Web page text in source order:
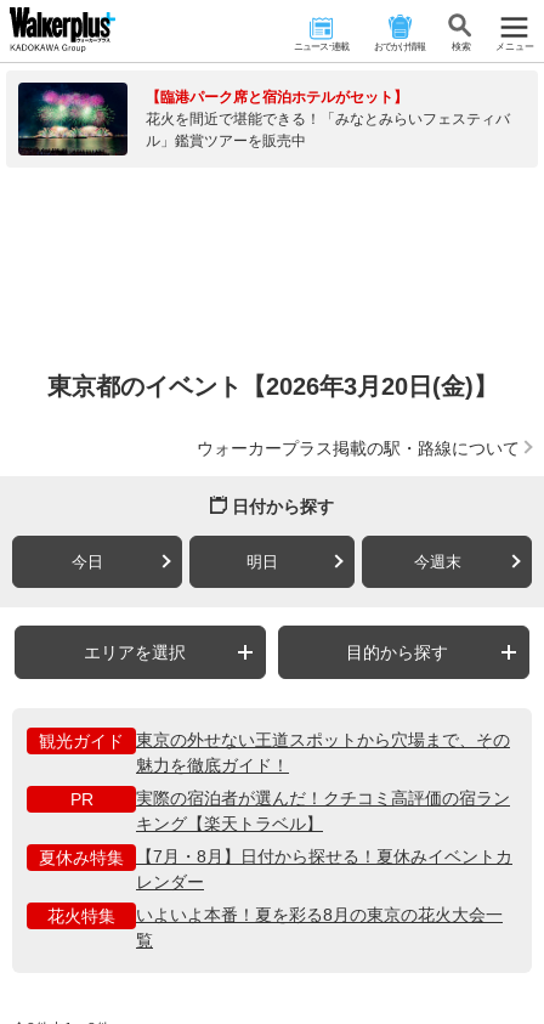
ニュース･連載 おでかけ情報 検 索 メニュー
【臨港パーク席と宿泊ホテルがセット】
花火を間近で堪能できる！「みなとみらいフェスティバ
ル」鑑賞ツアーを販売中
東京都のイベント【2026年3月20日(金)】
ウォーカープラス掲載の駅・路線について
日付から探す
今日 明日 今週末
エリアを選択 目的から探す
観光ガイド
東京の外せない王道スポットから穴場まで、その
魅力を徹底ガイド！
PR
実際の宿泊者が選んだ！クチコミ高評価の宿ラン
キング【楽天トラベル】
夏休み特集
【7月・8月】日付から探せる！夏休みイベントカ
レンダー
花火特集
いよいよ本番！夏を彩る8月の東京の花火大会一
覧